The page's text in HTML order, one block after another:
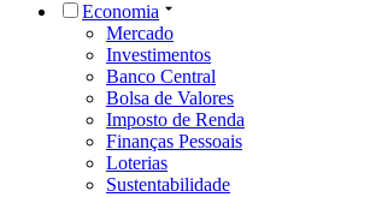
Economia
Mercado
Investimentos
Banco Central
Bolsa de Valores
Imposto de Renda
Finanças Pessoais
Loterias
Sustentabilidade